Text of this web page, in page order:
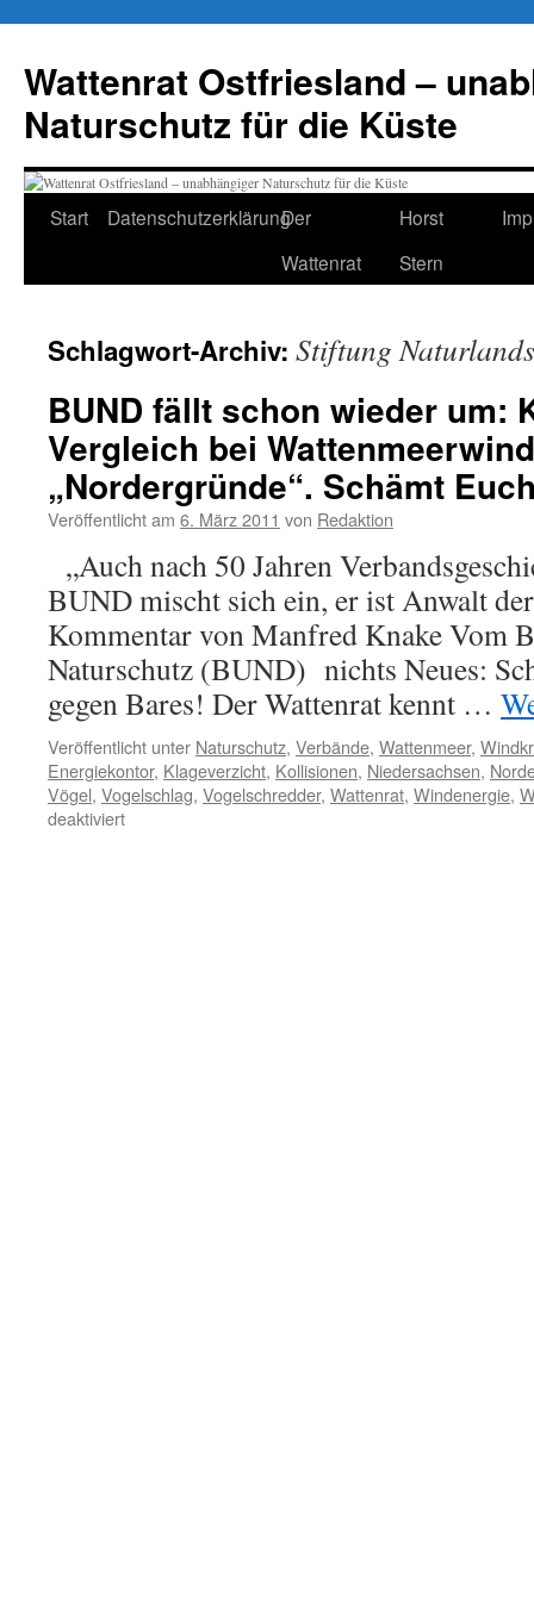
springen
Wattenrat Ostfriesland –
Naturschutz für die Küste
Start DatenschutzerklärungDer
Wattenrat
Horst
Stern
Schlagwort-Archiv: Stiftung
BUND fällt schon wieder um:
Vergleich bei
„Nordergründe“. Schämt
Veröffentlicht am 6. März 2011 von Redaktion
„Auch nach 50 Jahren
BUND mischt sich ein, er ist Anwalt
Kommentar von Manfred Knake Vom
Naturschutz (BUND) nichts Neues:
gegen Bares! Der Wattenrat kennt …
Veröffentlicht unter Naturschutz, Verbände, Wattenmeer,
Energiekontor, Klageverzicht, Kollisionen, Niedersachsen,
Vögel, Vogelschlag, Vogelschredder, Wattenrat, Windenergie,
deaktiviertfür